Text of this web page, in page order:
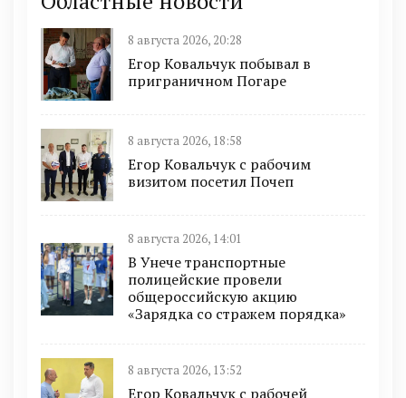
8 августа 2026, 20:28
Егор Ковальчук побывал в
приграничном Погаре
8 августа 2026, 18:58
Егор Ковальчук с рабочим
визитом посетил Почеп
8 августа 2026, 14:01
В Унече транспортные
полицейские провели
общероссийскую акцию
«Зарядка со стражем порядка»
8 августа 2026, 13:52
Егор Ковальчук с рабочей